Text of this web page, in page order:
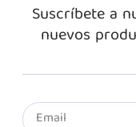
Suscríbete a
nuevos